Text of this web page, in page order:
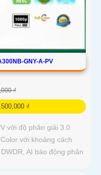
GNY-A-PV
₫
₫
với độ phân giải 3.0
với khoảng cách
AI báo động phân